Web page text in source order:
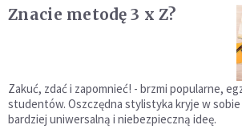
Znacie metodę 3 x Z?
Zakuć, zdać i zapomnieć! - brzmi popularne,
studentów. Oszczędna stylistyka kryje w
bardziej uniwersalną i niebezpieczną ideę.